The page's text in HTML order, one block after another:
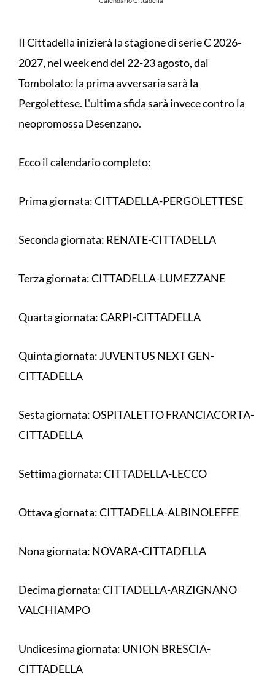
Il Cittadella inizierà la stagione di serie C 2026-
2027, nel week end del 22-23 agosto, dal
Tombolato: la prima avversaria sarà la
Pergolettese. L'ultima sfida sarà invece contro la
neopromossa Desenzano.
Ecco il calendario completo:
Prima giornata: CITTADELLA-PERGOLETTESE
Seconda giornata: RENATE-CITTADELLA
Terza giornata: CITTADELLA-LUMEZZANE
Quarta giornata: CARPI-CITTADELLA
Quinta giornata: JUVENTUS NEXT GEN-
CITTADELLA
Sesta giornata: OSPITALETTO FRANCIACORTA-
CITTADELLA
Settima giornata: CITTADELLA-LECCO
Ottava giornata: CITTADELLA-ALBINOLEFFE
Nona giornata: NOVARA-CITTADELLA
Decima giornata: CITTADELLA-ARZIGNANO
VALCHIAMPO
Undicesima giornata: UNION BRESCIA-
CITTADELLA